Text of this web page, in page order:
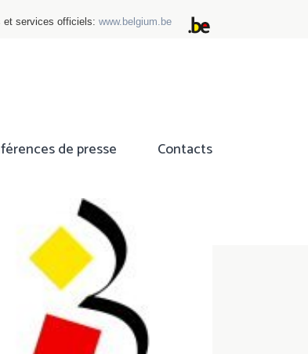
et services officiels: www.belgium.be
de presse Contacts